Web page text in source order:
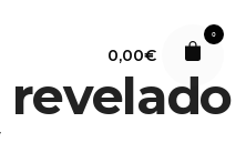
0,00€
0
revelado